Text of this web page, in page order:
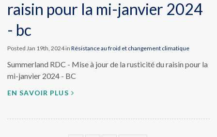
raisin pour la mi-janvier 2024
- bc
Posted Jan 19th, 2024 in Résistance au froid et changement climatique
Summerland RDC - Mise à jour de la rusticité du raisin pour la
mi-janvier 2024 - BC
EN SAVOIR PLUS